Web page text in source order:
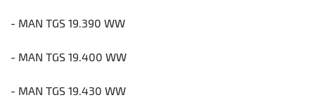
- MAN TGS 19.390 WW
- MAN TGS 19.400 WW
- MAN TGS 19.430 WW